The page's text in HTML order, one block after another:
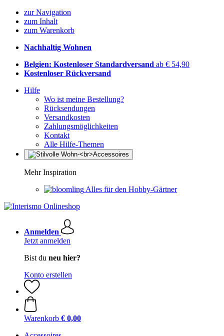
zur Navigation
zum Inhalt
zum Warenkorb
Nachhaltig Wohnen
Belgien: Kostenloser Standardversand ab € 54,90
Kostenloser Rückversand
Hilfe
Wo ist meine Bestellung?
Rücksendungen
Versandkosten
Zahlungsmöglichkeiten
Kontakt
Alle Hilfe-Themen
Mehr Inspiration
Alles für den Hobby-Gärtner
Anmelden
Jetzt anmelden
Bist du neu hier?
Konto erstellen
Warenkorb € 0,00